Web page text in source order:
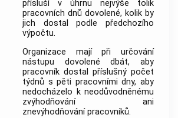
přísluší v úhrnu nejvýše tolik
pracovních dnů dovolené, kolik by
jich dostal podle předchozího
výpočtu.
Organizace mají při určování
nástupu dovolené dbát, aby
pracovník dostal příslušný počet
týdnů s pěti pracovními dny, aby
nedocházelo k neodůvodněnému
zvýhodňování ani
znevýhodňování pracovníků.